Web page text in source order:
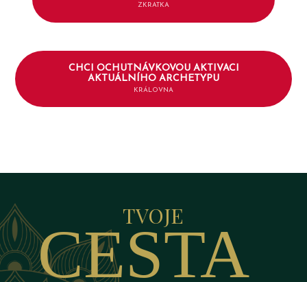
ZKRATKA
CHCI OCHUTNÁVKOVOU AKTIVACI
AKTUÁLNÍHO ARCHETYPU
KRÁLOVNA
TVOJE
CESTA